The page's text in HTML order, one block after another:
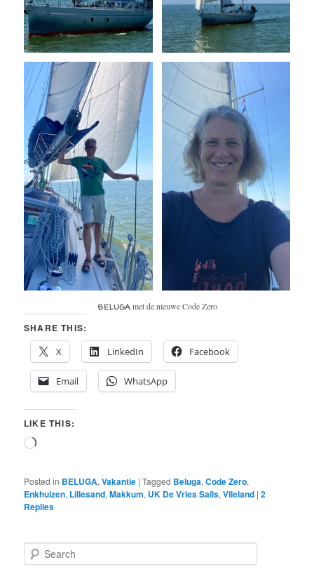
BELUGAmet de nieuwe Code Zero
SHARE THIS:
X
LinkedIn Facebook
Email WhatsApp
LIKE THIS:
Loading…
Posted in BELUGA,Vakantie |Tagged Beluga,Code Zero,
Enkhuizen, Lillesand,Makkum, UK De Vries Sails,Vlieland |2
Replies
e